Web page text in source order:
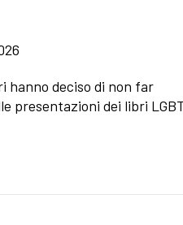
hanno deciso di non far
presentazioni dei libri